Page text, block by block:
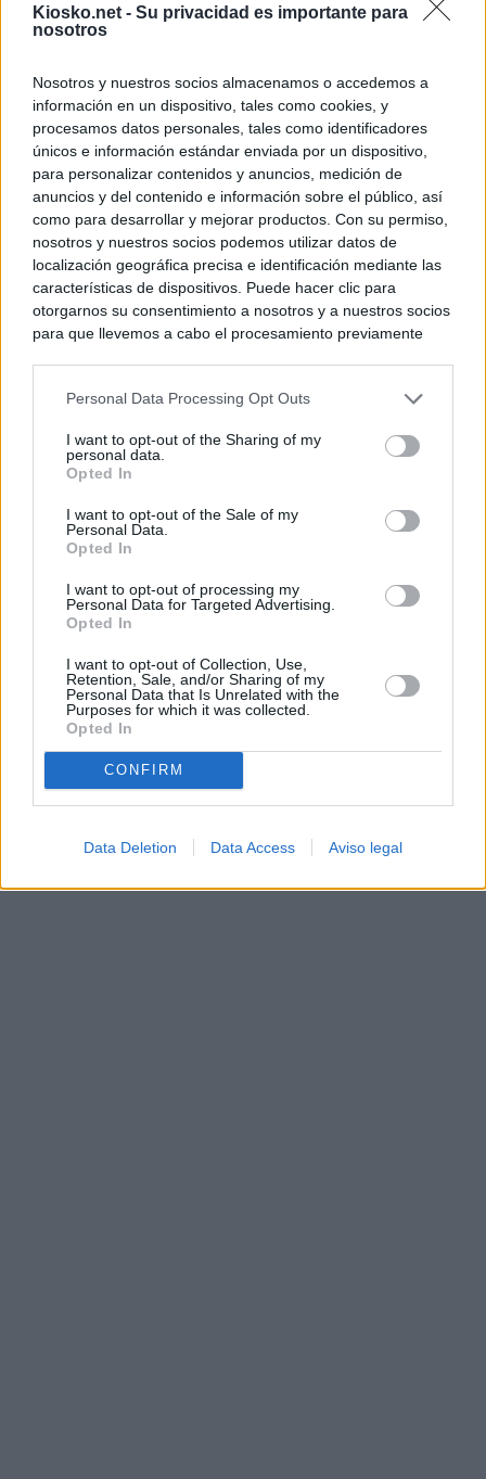
Kiosko.net - Su privacidad es importante para
nosotros
Nosotros y nuestros socios almacenamos o accedemos a
información en un dispositivo, tales como cookies, y
procesamos datos personales, tales como identificadores
únicos e información estándar enviada por un dispositivo,
para personalizar contenidos y anuncios, medición de
anuncios y del contenido e información sobre el público, así
como para desarrollar y mejorar productos. Con su permiso,
nosotros y nuestros socios podemos utilizar datos de
localización geográfica precisa e identificación mediante las
características de dispositivos. Puede hacer clic para
otorgarnos su consentimiento a nosotros y a nuestros socios
para que llevemos a cabo el procesamiento previamente
negar su consentimiento. Tenga en cuenta que algún
de su consentimiento, pero usted tiene el derecho de
rechazar tal procesamiento. Sus preferencias se aplicarán
cualquier momento entrando de nuevo en este sitio web o
visitando nuestra política de privacidad.
Personal Data Processing Opt Outs
I want to opt-out of the Sharing of my
personal data.
Opted In
I want to opt-out of the Sale of my
Personal Data.
Opted In
I want to opt-out of processing my
Personal Data for Targeted Advertising.
Opted In
I want to opt-out of Collection, Use,
Retention, Sale, and/or Sharing of my
Personal Data that Is Unrelated with the
Purposes for which it was collected.
Opted In
CONFIRM
Data Deletion Data Access Aviso legal